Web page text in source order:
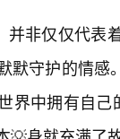
并非仅仅代
默守护的情
界中拥有自